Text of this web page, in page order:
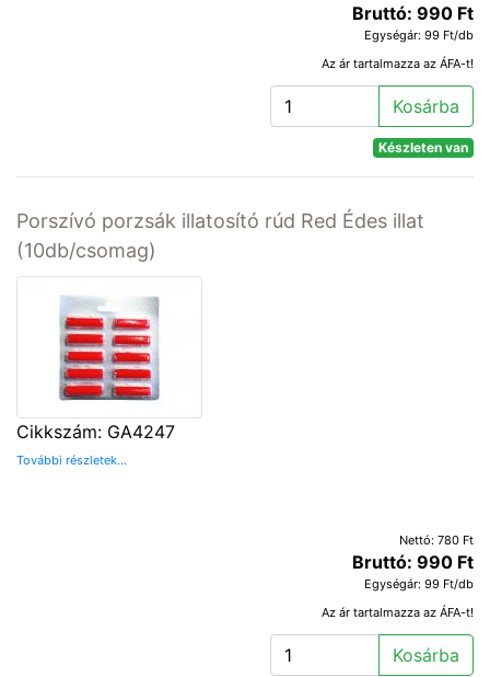
Bruttó: 990 Ft
Egységár: 99 Ft/db
Az ár tartalmazza az ÁFA-t!
Kosárba
Készleten van
Porszívó porzsák illatosító rúd Red Édes illat
(10db/csomag)
Cikkszám: GA4247
További részletek...
Nettó: 780 Ft
Bruttó: 990 Ft
Egységár: 99 Ft/db
Az ár tartalmazza az ÁFA-t!
Kosárba